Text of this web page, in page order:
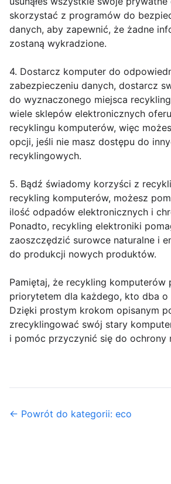
skorzystać z programów do
danych, aby zapewnić, że żadne
zostaną wykradzione.
4. Dostarcz komputer do
zabezpieczeniu danych, dostarcz
do wyznaczonego miejsca
wiele sklepów elektronicznych
recyklingu komputerów, więc
opcji, jeśli nie masz dostępu do
recyklingowych.
5. Bądź świadomy korzyści z
recykling komputerów, możesz
ilość odpadów elektronicznych i
Ponadto, recykling elektroniki
zaoszczędzić surowce naturalne i
do produkcji nowych produktów.
Pamiętaj, że recykling komputerów
priorytetem dla każdego, kto dba o
Dzięki prostym krokom opisanym
zrecyklingować swój stary
i pomóc przyczynić się do ochrony
← Powrót do kategorii: eco